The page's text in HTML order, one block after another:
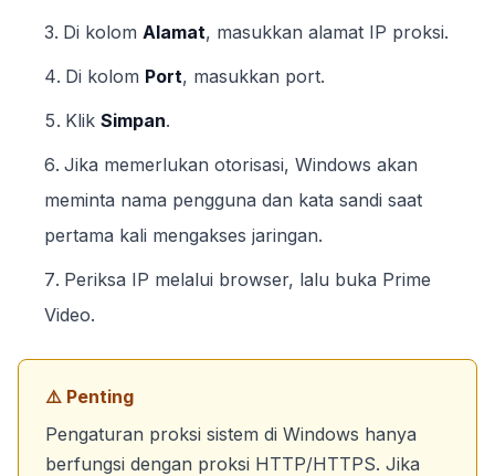
Di kolom Alamat, masukkan alamat IP proksi.
Di kolom Port, masukkan port.
Klik Simpan.
Jika memerlukan otorisasi, Windows akan
meminta nama pengguna dan kata sandi saat
pertama kali mengakses jaringan.
Periksa IP melalui browser, lalu buka Prime
Video.
⚠️ Penting
Pengaturan proksi sistem di Windows hanya
berfungsi dengan proksi HTTP/HTTPS. Jika